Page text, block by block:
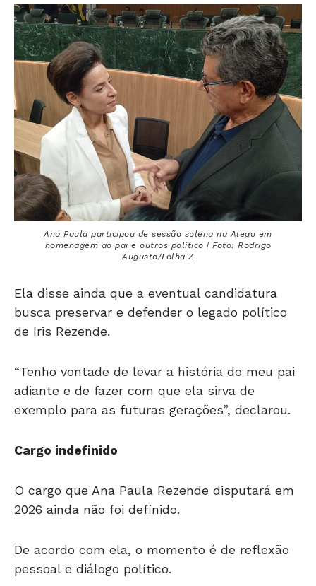
Ana Paula participou de sessão solena na Alego em
homenagem ao pai e outros político | Foto: Rodrigo
Augusto/Folha Z
Ela disse ainda que a eventual candidatura
busca preservar e defender o legado político
de Iris Rezende.
“Tenho vontade de levar a história do meu pai
adiante e de fazer com que ela sirva de
exemplo para as futuras gerações”, declarou.
Cargo indefinido
O cargo que Ana Paula Rezende disputará em
2026 ainda não foi definido.
De acordo com ela, o momento é de reflexão
pessoal e diálogo político.